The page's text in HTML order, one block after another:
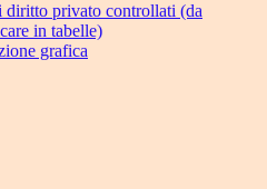
diritto privato controllati (da
in tabelle)
grafica